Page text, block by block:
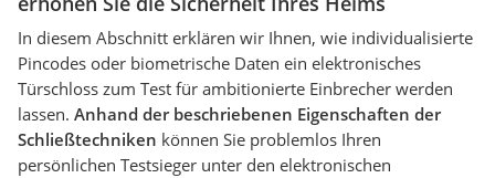
In diesem Abschnitt erklären wir Ihnen, wie individualisierte
Pincodes oder biometrische Daten ein elektronisches
Türschloss zum Test für ambitionierte Einbrecher werden
lassen. Anhand der beschriebenen Eigenschaften der
Schließtechniken können Sie problemlos Ihren
persönlichen Testsieger unter den elektronischen